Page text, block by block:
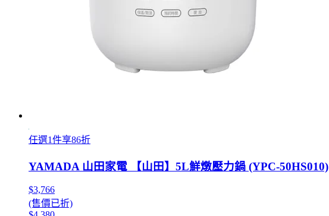
任選1件享86折
YAMADA 山田家電 【山田】5L鮮燉壓力鍋 (YPC-50HS010)
$3,766
(售價已折)